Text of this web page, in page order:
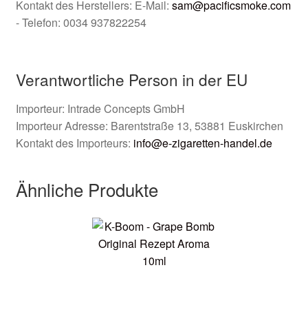
Kontakt des Herstellers: E-Mail: sam@pacificsmoke.com
- Telefon: 0034 937822254
Verantwortliche Person in der EU
Importeur: Intrade Concepts GmbH
Importeur Adresse: Barentstraße 13, 53881 Euskirchen
Kontakt des Importeurs: info@e-zigaretten-handel.de
Ähnliche Produkte